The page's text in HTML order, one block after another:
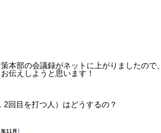
本部の会議録がネットに上がりましたので、
伝えしようと思います！
回目を打つ人）はどうするの？